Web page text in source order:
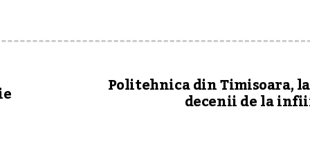
Politehnica din Timisoara,
decenii de la